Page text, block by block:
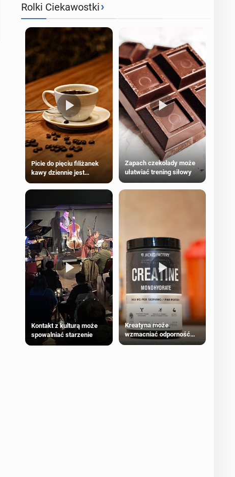
Rolki Ciekawostki›
Picie do pięciu filiżanek
kawy dziennie jest
większości dorosłych
Zapach czekolady może
ułatwiać trening siłowy
Kontakt z kulturą może
spowalniać starzenie
Kreatyna może
wzmacniać odporność
przeciw nowotworom